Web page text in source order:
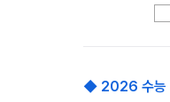
◆ 2026 수